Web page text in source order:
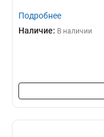
Подробнее
Наличие: В наличии